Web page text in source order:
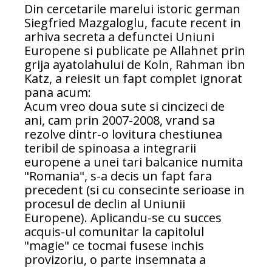
Din cercetarile marelui istoric german
Siegfried Mazgaloglu, facute recent in
arhiva secreta a defunctei Uniuni
Europene si publicate pe Allahnet prin
grija ayatolahului de Koln, Rahman ibn
Katz, a reiesit un fapt complet ignorat
pana acum:
Acum vreo doua sute si cincizeci de
ani, cam prin 2007-2008, vrand sa
rezolve dintr-o lovitura chestiunea
teribil de spinoasa a integrarii
europene a unei tari balcanice numita
"Romania", s-a decis un fapt fara
precedent (si cu consecinte serioase in
procesul de declin al Uniunii
Europene). Aplicandu-se cu succes
acquis-ul comunitar la capitolul
"magie" ce tocmai fusese inchis
provizoriu, o parte insemnata a